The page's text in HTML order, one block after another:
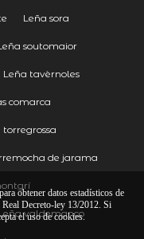
Leña sora
soutomaior
Leña tavèrnoles
comarca
torregrossa
de jarama
valdemanco
obtener datos estadísticos de
Decreto-ley 13/2012. Si
el uso de cookies.